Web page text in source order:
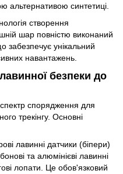
альтернативою синтетиці.
створення
шар повністю виконаний
забезпечує унікальний
навантажень.
безпеки до
спорядження для
трекінгу. Основні
лавинні датчики (біпери)
та алюмінієві лавинні
лопати. Це обов'язковий